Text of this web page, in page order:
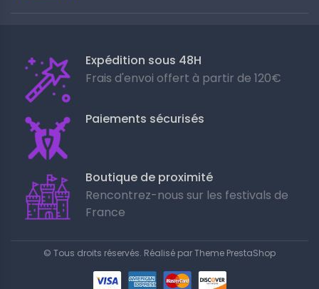
Expédition sous 48H
Frais d'envoi offert à partir de 120€
Paiements sécurisés
Boutique de proximité
Rencontrez-nous sur les festivals de
France
© Tous droits réservés. Réalisé parTheme PrestaShop